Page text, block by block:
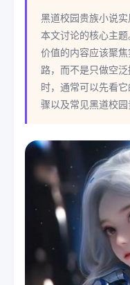
黑道校园贵族小说
本文讨论的核心主
价值的内容应该聚
路，而不是只做空
时，通常可以先看
骤以及常见黑道校